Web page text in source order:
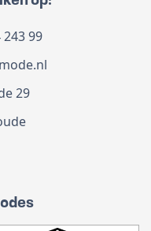
243 99
29